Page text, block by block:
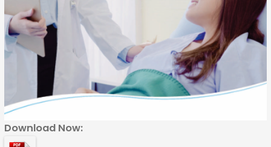
Download Now: